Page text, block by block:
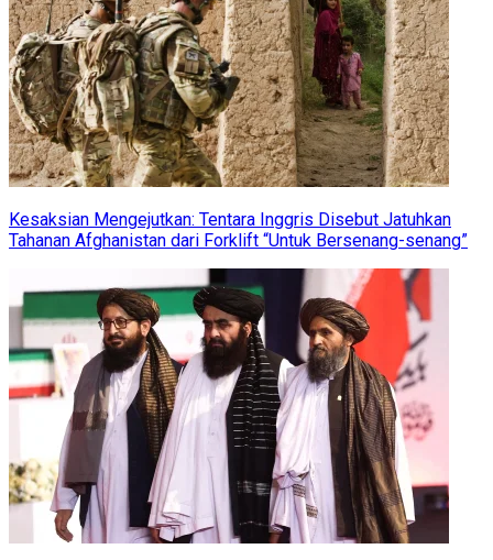
Kesaksian Mengejutkan: Tentara Inggris Disebut Jatuhkan
Tahanan Afghanistan dari Forklift “Untuk Bersenang-senang”